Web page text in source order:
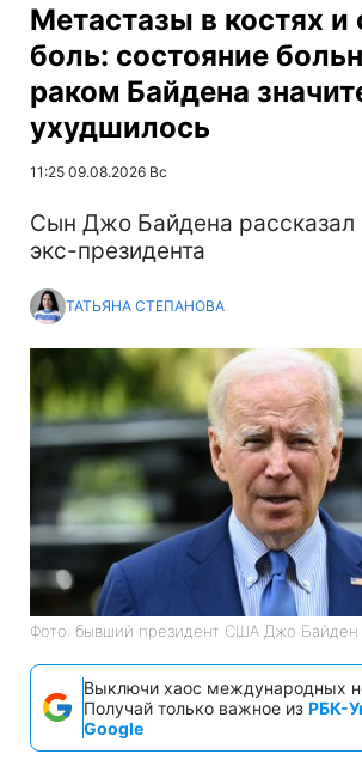
Метастазы в костях и
боль: состояние
раком Байдена
ухудшилось
11:25 09.08.2026 Вс
Сын Джо Байдена рассказал
экс-президента
ТАТЬЯНА СТЕПАНОВА
Фото: бывший президент США Джо Байден
Выключи хаос международных
Получай только важное из РБК-
Google